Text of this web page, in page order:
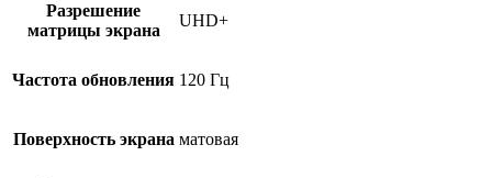
Разрешение
матрицы экрана
UHD+
Частота обновления 120 Гц
Поверхность экрана матовая